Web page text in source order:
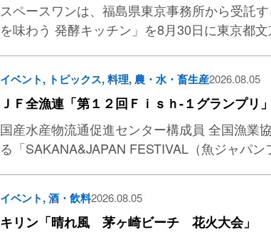
スペースワンは、福島県東京事務所から受託
を味わう 発酵キッチン」を8月30日に東京都
イベント, トピックス,料理, 農・水・畜生産2026.08.05
ＪＦ全漁連「第１２回Ｆｉｓｈ-１グランプリ
国産水産物流通促進センター構成員 全国漁業
る「SAKANA&JAPAN FESTIVAL（魚ジャパ
イベント,酒・飲料2026.08.05
キリン「晴れ風 茅ヶ崎ビーチ 花火大会」